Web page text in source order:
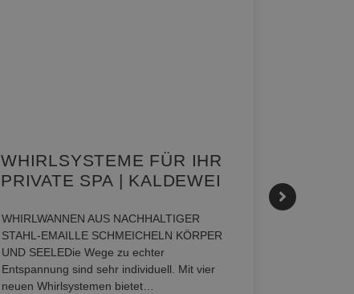
WHIRLSYSTEME FÜR IHR
PRIVATE SPA | KALDEWEI
WHIRLWANNEN AUS NACHHALTIGER
STAHL-EMAILLE SCHMEICHELN KÖRPER
UND SEELEDie Wege zu echter
Entspannung sind sehr individuell. Mit vier
neuen Whirlsystemen bietet…